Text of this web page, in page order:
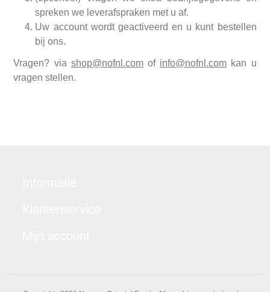
spreken we leverafspraken met u af.
Uw account wordt geactiveerd en u kunt bestellen
bij ons.
Vragen? via shop@nofnl.comof info@nofnl.com kan u
vragen stellen.